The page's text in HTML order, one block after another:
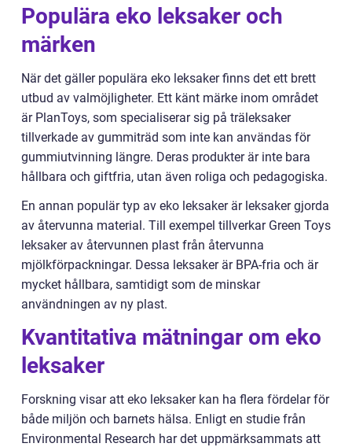
Populära eko leksaker och
märken
När det gäller populära eko leksaker finns det ett brett
utbud av valmöjligheter. Ett känt märke inom området
är PlanToys, som specialiserar sig på träleksaker
tillverkade av gummiträd som inte kan användas för
gummiutvinning längre. Deras produkter är inte bara
hållbara och giftfria, utan även roliga och pedagogiska.
En annan populär typ av eko leksaker är leksaker gjorda
av återvunna material. Till exempel tillverkar Green Toys
leksaker av återvunnen plast från återvunna
mjölkförpackningar. Dessa leksaker är BPA-fria och är
mycket hållbara, samtidigt som de minskar
användningen av ny plast.
Kvantitativa mätningar om eko
leksaker
Forskning visar att eko leksaker kan ha flera fördelar för
både miljön och barnets hälsa. Enligt en studie från
Environmental Research har det uppmärksammats att